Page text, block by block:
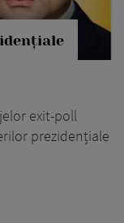
exit-poll
prezidențiale